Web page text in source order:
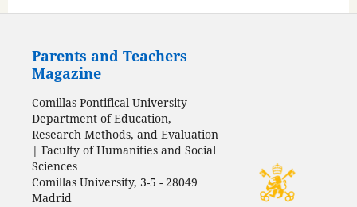
Parents and Teachers
Magazine
Comillas Pontifical University
Department of Education,
Research Methods, and Evaluation
| Faculty of Humanities and Social
Sciences
Comillas University, 3-5 - 28049
Madrid